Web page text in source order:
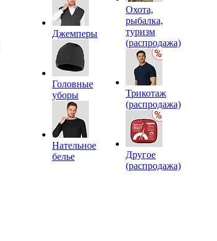
Джемперы
Головные
уборы
Нательное
белье
Охота,
рыбалка,
туризм
(распродажа)
Трикотаж
(распродажа)
Другое
(распродажа)